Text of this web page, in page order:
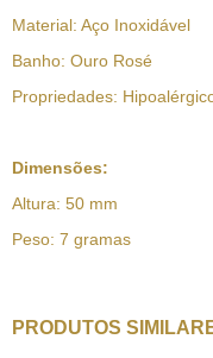
Material: Aço Inoxidável
Banho: Ouro Rosé
Propriedades:
Dimensões:
Altura: 50 mm
Peso: 7 gramas
PRODUTOS